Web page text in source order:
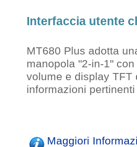
Interfaccia utente
MT680 Plus adotta
manopola "2-in-1"
volume e display TFT
informazioni
Maggiori